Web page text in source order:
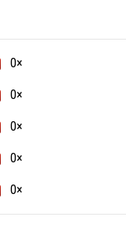
0×
0×
0×
0×
0×